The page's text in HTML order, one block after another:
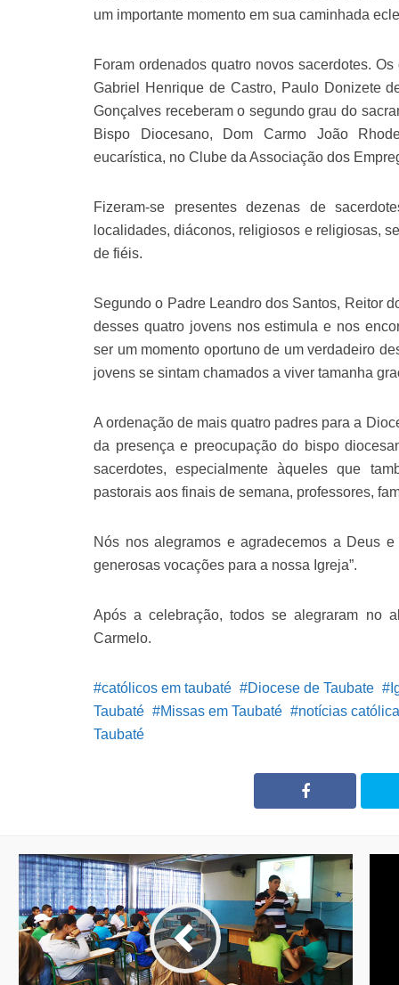
um importante momento em sua caminhada
Foram ordenados quatro novos sacerdotes.
Gabriel Henrique de Castro, Paulo Donizete
Gonçalves receberam o segundo grau do
Bispo Diocesano, Dom Carmo João
eucarística, no Clube da Associação dos
Fizeram-se presentes dezenas de
localidades, diáconos, religiosos e religiosas,
de fiéis.
Segundo o Padre Leandro dos Santos, Reitor
desses quatro jovens nos estimula e nos
ser um momento oportuno de um verdadeiro
jovens se sintam chamados a viver tamanha
A ordenação de mais quatro padres para a
da presença e preocupação do bispo
sacerdotes, especialmente àqueles que
pastorais aos finais de semana, professores,
Nós nos alegramos e agradecemos a Deus
generosas vocações para a nossa Igreja”.
Após a celebração, todos se alegraram no
Carmelo.
católicos em taubaté Diocese de Taubate
Taubaté
Missas em Taubaté
notícias
Taubaté